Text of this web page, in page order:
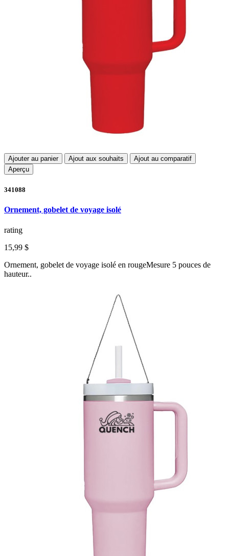
Ajouter au panier Ajout aux souhaits
Ajout au comparatif
Aperçu
341088
Ornement, gobelet de voyage isolé
rating
15,99 $
Ornement, gobelet de voyage isolé en rougeMesure 5 pouces de
hauteur..